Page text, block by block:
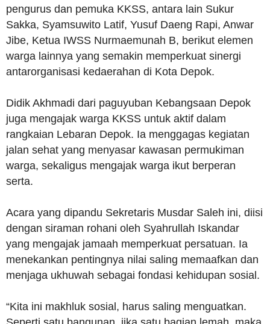
pengurus dan pemuka KKSS, antara lain Sukur
Sakka, Syamsuwito Latif, Yusuf Daeng Rapi, Anwar
Jibe, Ketua IWSS Nurmaemunah B, berikut elemen
warga lainnya yang semakin memperkuat sinergi
antarorganisasi kedaerahan di Kota Depok.
Didik Akhmadi dari paguyuban Kebangsaan Depok
juga mengajak warga KKSS untuk aktif dalam
rangkaian Lebaran Depok. Ia menggagas kegiatan
jalan sehat yang menyasar kawasan permukiman
warga, sekaligus mengajak warga ikut berperan
serta.
Acara yang dipandu Sekretaris Musdar Saleh ini, diisi
dengan siraman rohani oleh Syahrullah Iskandar
yang mengajak jamaah memperkuat persatuan. Ia
menekankan pentingnya nilai saling memaafkan dan
menjaga ukhuwah sebagai fondasi kehidupan sosial.
“Kita ini makhluk sosial, harus saling menguatkan.